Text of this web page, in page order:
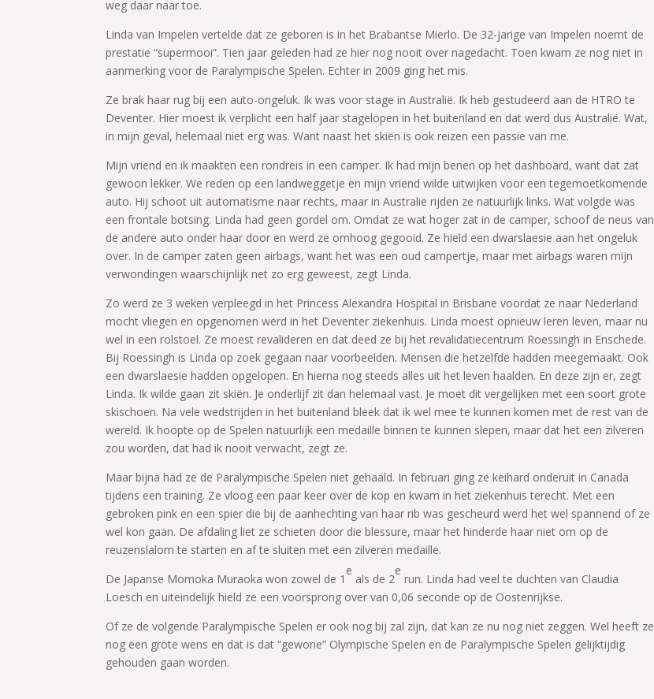
weg daar naar toe.
Linda van Impelen vertelde dat ze geboren is in het Brabantse Mierlo. De 32-jarige van Impelen noemt de
prestatie “supermooi”. Tien jaar geleden had ze hier nog nooit over nagedacht. Toen kwam ze nog niet in
aanmerking voor de Paralympische Spelen. Echter in 2009 ging het mis.
Ze brak haar rug bij een auto-ongeluk. Ik was voor stage in Australië. Ik heb gestudeerd aan de HTRO te
Deventer. Hier moest ik verplicht een half jaar stagelopen in het buitenland en dat werd dus Australië. Wat,
in mijn geval, helemaal niet erg was. Want naast het skiën is ook reizen een passie van me.
Mijn vriend en ik maakten een rondreis in een camper. Ik had mijn benen op het dashboard, want dat zat
gewoon lekker. We reden op een landweggetje en mijn vriend wilde uitwijken voor een tegemoetkomende
auto. Hij schoot uit automatisme naar rechts, maar in Australië rijden ze natuurlijk links. Wat volgde was
een frontale botsing. Linda had geen gordel om. Omdat ze wat hoger zat in de camper, schoof de neus van
de andere auto onder haar door en werd ze omhoog gegooid. Ze hield een dwarslaesie aan het ongeluk
over. In de camper zaten geen airbags, want het was een oud campertje, maar met airbags waren mijn
verwondingen waarschijnlijk net zo erg geweest, zegt Linda.
Zo werd ze 3 weken verpleegd in het Princess Alexandra Hospital in Brisbane voordat ze naar Nederland
mocht vliegen en opgenomen werd in het Deventer ziekenhuis. Linda moest opnieuw leren leven, maar nu
wel in een rolstoel. Ze moest revalideren en dat deed ze bij het revalidatiecentrum Roessingh in Enschede.
Bij Roessingh is Linda op zoek gegaan naar voorbeelden. Mensen die hetzelfde hadden meegemaakt. Ook
een dwarslaesie hadden opgelopen. En hierna nog steeds alles uit het leven haalden. En deze zijn er, zegt
Linda. Ik wilde gaan zit skiën. Je onderlijf zit dan helemaal vast. Je moet dit vergelijken met een soort grote
skischoen. Na vele wedstrijden in het buitenland bleek dat ik wel mee te kunnen komen met de rest van de
wereld. Ik hoopte op de Spelen natuurlijk een medaille binnen te kunnen slepen, maar dat het een zilveren
zou worden, dat had ik nooit verwacht, zegt ze.
Maar bijna had ze de Paralympische Spelen niet gehaald. In februari ging ze keihard onderuit in Canada
tijdens een training. Ze vloog een paar keer over de kop en kwam in het ziekenhuis terecht. Met een
gebroken pink en een spier die bij de aanhechting van haar rib was gescheurd werd het wel spannend of ze
wel kon gaan. De afdaling liet ze schieten door die blessure, maar het hinderde haar niet om op de
reuzenslalom te starten en af te sluiten met een zilveren medaille.
De Japanse Momoka Muraoka won zowel de 1
e
als de 2
e
run. Linda had veel te duchten van Claudia
Loesch en uiteindelijk hield ze een voorsprong over van 0,06 seconde op de Oostenrijkse.
Of ze de volgende Paralympische Spelen er ook nog bij zal zijn, dat kan ze nu nog niet zeggen. Wel heeft ze
nog een grote wens en dat is dat “gewone” Olympische Spelen en de Paralympische Spelen gelijktijdig
gehouden gaan worden.